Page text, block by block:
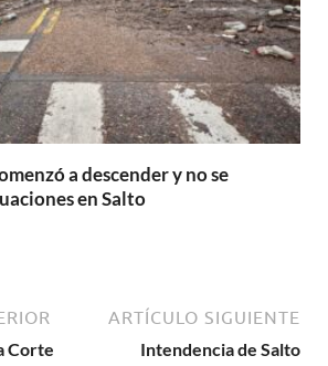
a descender y no se
en Salto
Corte
ARTÍCULO SIGUIENTE
Intendencia de Salto